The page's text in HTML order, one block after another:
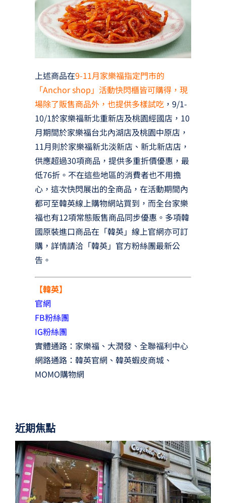
上述商品在9-11月家樂福指定門市的
「Anchor shop」活動快閃櫃皆可購得，現
場除了販售商品外，也提供多樣試吃，9/1-
10/1於家樂福新北重新店及桃園經國店，10
月期間於家樂福台北內湖店及桃園中原店，
11月則於家樂福新北淡新店、新北新店店，
供應超過30項商品，提供多重折價優惠，最
低76折。不在這些地區的消費者也不用擔
心，這次快閃展出的全商品，在活動期間內
都可至韓英線上購物網站買到，而全台家樂
福也有12項常態販售商品同步優惠。多項韓
國原裝進口商品在「韓英」線上官網亦可訂
購，詳情請洽「韓英」官方粉絲團最新公
告。
【韓英】
官網
FB粉絲團
IG粉絲團
實體通路：家樂福、大潤發、全聯福利中心
網路通路：韓英官網、韓英蝦皮商城、
MOMO購物網
近期焦點